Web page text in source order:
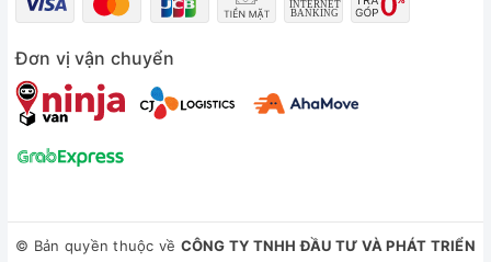
Đơn vị vận chuyển
© Bản quyền thuộc về CÔNG TY TNHH ĐẦU TƯ VÀ PHÁT TRIỂN